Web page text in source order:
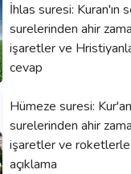
İhlas suresi: Kuran'ın
surelerinden ahir
işaretler ve
cevap
Hümeze suresi:
surelerinden ahir
işaretler ve
açıklama